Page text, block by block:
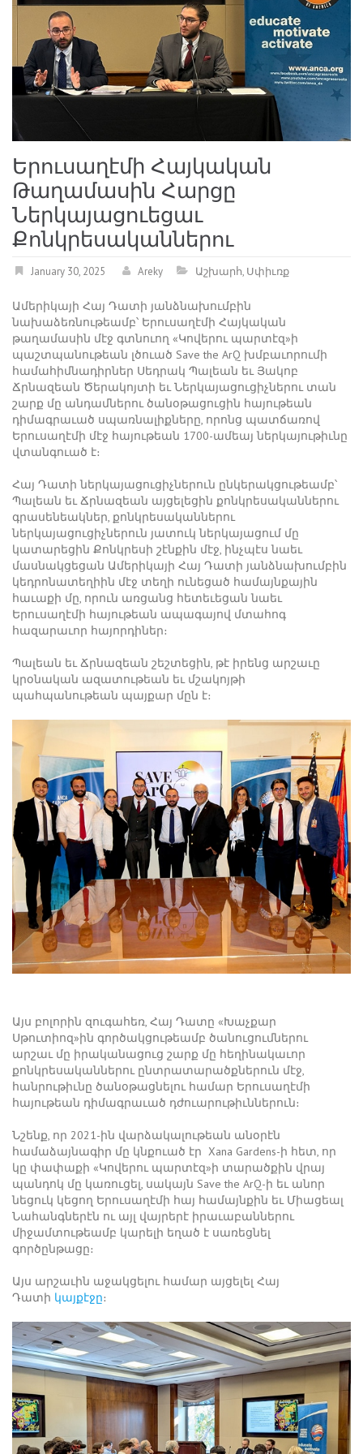
Երուսաղէմի Հայկական
Թաղամասին Հարցը
Ներկայացուեցաւ
Քոնկրեսականներու
January 30, 2025 Areky Աշխարհ, Սփիւռք
Ամերիկայի Հայ Դատի յանձնախումբին
նախաձեռնութեամբ՝ Երուսաղէմի Հայկական
թաղամասին մէջ գտնուող «Կովերու պարտէզ»ի
պաշտպանութեան լծուած Save the ArQ խմբաւորումի
համահիմնադիրներ Սեդրակ Պալեան եւ Յակոբ
Ճրնազեան Ծերակոյտի եւ Ներկայացուցիչներու տան
շարք մը անդամներու ծանօթացուցին հայութեան
դիմագրաւած սպառնալիքները, որոնց պատճառով
Երուսաղէմի մէջ հայութեան 1700-ամեայ ներկայութիւնը
վտանգուած է։
Հայ Դատի ներկայացուցիչներուն ընկերակցութեամբ՝
Պալեան եւ Ճրնազեան այցելեցին քոնկրեսականներու
գրասենեակներ, քոնկրեսականներու
ներկայացուցիչներուն յատուկ ներկայացում մը
կատարեցին Քոնկրեսի շէնքին մէջ, ինչպէս նաեւ
մասնակցեցան Ամերիկայի Հայ Դատի յանձնախումբին
կեդրոնատեղիին մէջ տեղի ունեցած համայնքային
հաւաքի մը, որուն առցանց հետեւեցան նաեւ
Երուսաղէմի հայութեան ապագայով մտահոգ
հազարաւոր հայորդիներ։
Պալեան եւ Ճրնազեան շեշտեցին, թէ իրենց արշաւը
կրօնական ազատութեան եւ մշակոյթի
պահպանութեան պայքար մըն է։
Այս բոլորին զուգահեռ, Հայ Դատը «Խաչքար
Սթուտիոզ»ին գործակցութեամբ ծանուցումներու
արշաւ մը իրականացուց շարք մը հեղինակաւոր
քոնկրեսականներու ընտրատարածքներուն մէջ,
հանրութիւնը ծանօթացնելու համար Երուսաղէմի
հայութեան դիմագրաւած դժուարութիւններուն։
Նշենք, որ 2021-ին վարձակալութեան անօրէն
համաձայնագիր մը կնքուած էր Xana Gardens-ի հետ, որ
կը փափաքի «Կովերու պարտէզ»ի տարածքին վրայ
պանդոկ մը կառուցել, սակայն Save the ArQ-ի եւ անոր
նեցուկ կեցող Երուսաղէմի հայ համայնքին եւ Միացեալ
Նահանգներէն ու այլ վայրերէ իրաւաբաններու
միջամտութեամբ կարելի եղած է սառեցնել
գործընթացը։
Այս արշաւին աջակցելու համար այցելել Հայ
Դատի կայքէջը։